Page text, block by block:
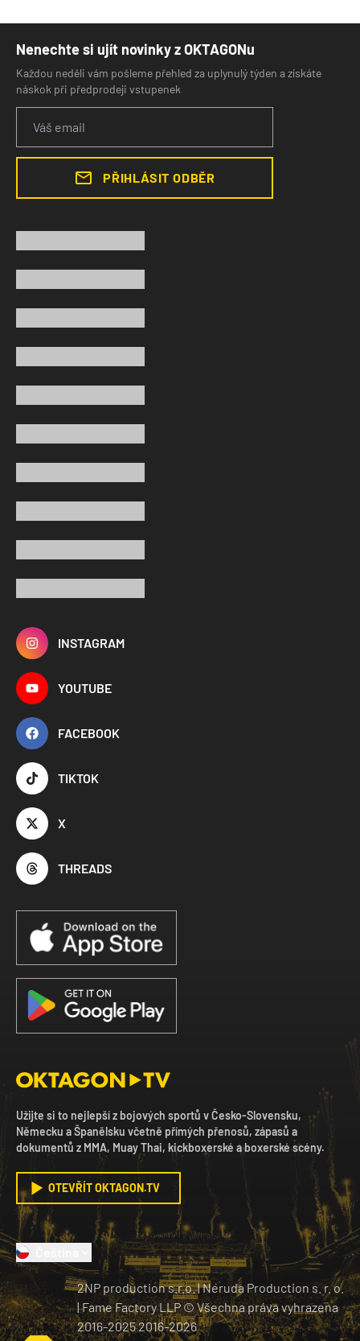
Nenechte si ujít novinky z OKTAGONu
Každou neděli vám pošleme přehled za uplynulý týden a získáte
náskok při předprodeji vstupenek
PŘIHLÁSIT ODBĚR
INSTAGRAM
YOUTUBE
FACEBOOK
TIKTOK
X
THREADS
Užijte si to nejlepší z bojových sportů v Česko-Slovensku,
Německu a Španělsku včetně přímých přenosů, zápasů a
dokumentů z MMA, Muay Thai, kickboxerské a boxerské scény.
OTEVŘÍT OKTAGON.TV
2NP production s.r.o.|Neruda Production s. r. o.
| Fame Factory LLP © Všechna práva vyhrazena
2016-20252016-2026